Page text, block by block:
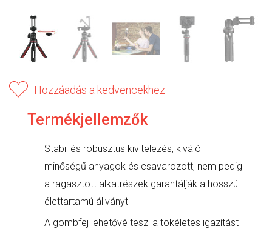
Hozzáadás a kedvencekhez
Termékjellemzők
Stabil és robusztus kivitelezés, kiváló
minőségű anyagok és csavarozott, nem pedig
a ragasztott alkatrészek garantálják a hosszú
élettartamú állványt
A gömbfej lehetővé teszi a tökéletes igazítást